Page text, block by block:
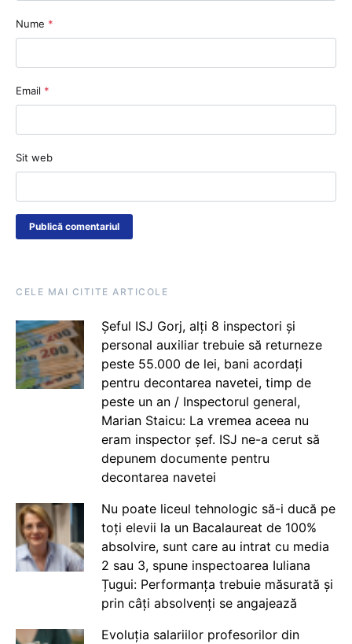
Nume *
Email *
Sit web
CELE MAI CITITE ARTICOLE
Șeful ISJ Gorj, alți 8 inspectori și
personal auxiliar trebuie să returneze
peste 55.000 de lei, bani acordați
pentru decontarea navetei, timp de
peste un an / Inspectorul general,
Marian Staicu: La vremea aceea nu
eram inspector șef. ISJ ne-a cerut să
depunem documente pentru
decontarea navetei
Nu poate liceul tehnologic să-i ducă pe
toți elevii la un Bacalaureat de 100%
absolvire, sunt care au intrat cu media
2 sau 3, spune inspectoarea Iuliana
Țugui: Performanța trebuie măsurată și
prin câți absolvenți se angajează
Evoluția salariilor profesorilor din